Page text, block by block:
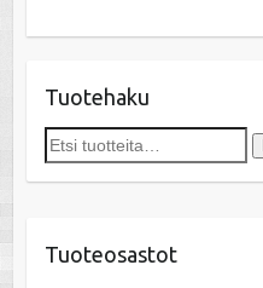
Tuotehaku
Etsi:
Tuoteosastot